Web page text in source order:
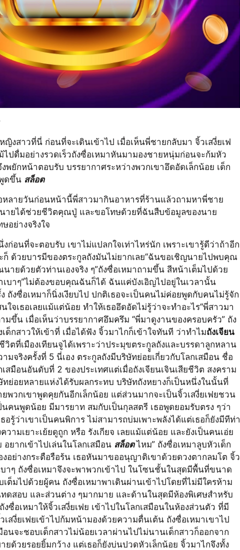
ญิงสาวที่นี่ ก่อนที่จะเดินเข้าไป เมื่อเห็นพี่ชายกลับมา จิ้วเสงี่ยเฟ
ไปดื่มอย่างรวดเร็วถังซื่อเหมาหันมามองชายหนุ่มก่อนจะก้มหัว
พยักหน้าตอบรับ บรรยากาศระหว่างพวกเขาอึดอัดเล็กน้อย เด็ก
ดขึ้น สล็อต
หลายวันก่อนหน้านี้พี่สาวมากินอาหารที่ร้านแล้วถามหาพี่ชาย
ายได้ช่วยชีวิตคุณปู่ และขอโทษด้วยที่ฉันสืบข้อมูลของนาย
อย่างจริงใจ
งก่อนที่จะตอบรับ เขาไม่แปลกใจเท่าไหร่นัก เพราะเขารู้ดีว่าถ้าอีก
ก็ ด้วยบารมีของตระกูลถังมันไม่ยากเลย“ฉันขอเชิญนายไปพบคุณ
ยด้วยตัวท่านเองจริง ๆ”ถังซื่อเหมาถามขึ้น สีหน้าเต็มไปด้วย
บาๆ”ไม่ต้องขอบคุณฉันก็ได้ ฉันแค่บังเอิญไปอยู่ในเวลานั้น
ง ถังซื่อเหมาก็นิ่งเงียบไป ปกติเธอจะเป็นคนไม่ค่อยพูดกับคนไม่รู้จัก
จเธอเลยแม้แต่น้อย ทำให้เธออึดอัดไม่รู้ว่าจะทำอะไร“พี่สาวมา
ามขึ้น เมื่อเห็นว่าบรรยากาศอึมครึม “พี่มาดูงานของครอบครัว” ถัง
ด็กสาวให้เข้าที่ เมื่อได้ฟัง จิ้วมาไกก็เข้าใจทันที ว่าทำไมถังเจียน
วิตที่เมืองเทียนจูได้เพราะว่าประมุขตระกููลถังและบรรดาลูกหลาน
มจริงครั้งที่ 5 นี่เอง ตระกูลถังมีบริษัทย่อยเกี่ยวกับโลกเสมือน ชื่อ
สมือนอันดับที่ 2 ของประเทศแต่เมื่อถังเจียนเจินเสียชีวิต สงคราม
ย่อยหลายแห่งได้รับผลกระทบ บริษัทถังหยางก็เป็นหนึ่งในนั้นที่
ยพวกเขาพูดคุยกันอีกเล็กน้อย แต่ส่วนมากจะเป็นจิ้วเสงี่ยเฟยชวน
คนพูดน้อย มีมารยาท สมกับเป็นกุลสตรี เธอพูดยอมรับตรง ๆว่า
อรู้ว่าเขาเป็นคนพิการ ไม่สามารถบ่มเพาะพลังได้แต่เธอก็ยังมีทีท่า
ามเยาะเย้ยดูถูก หรือ รังเกียจ เลยแม้แต่น้อย และยังเป็นคนเอ่ย
อยากเข้าไปเล่นในโลกเสมือน สล็อต ไหม” ถังซื่อเหมาลูบหัวเด็ก
งอย่างกระตือรือร้น เธอหันมาขออนุญาติเขาด้วยดวงตากลมโต จิ้ว
าๆ ถังซื่อเหมาจึงจะพาพวกเข้าไป ในโซนชั้นในสุดมีพื้นที่ขนาด
ต็มไปด้วยผู้คน ถังซื่อเหมาพาเดินผ่านเข้าไปโดยที่ไม่มีใครห้าม
ดสอบ และส่วนต่าง ๆมากมาย และด้านในสุดมีห้องพิเศษสำหรับ
ซื่อเหมาให้จิ้วเสงี่ยเฟย เข้าไปในโลกเสมือนในห้องส่วนตัว ที่มี
เสงี่ยเฟยเข้าไปก้มหน้ามองด้วยความตื่นเต้น ถังซื่อเหมาเขาไป
อนจะชอบเด็กสาวไม่น้อยเวลาผ่านไปไม่นานเด็กสาวก็ออกจาก
ยด้วยรอยยิ้มกว้าง แต่เธอก็ยังบ่นปวดหัวเล็กน้อย จิ้วมาไกจึงทั้ง